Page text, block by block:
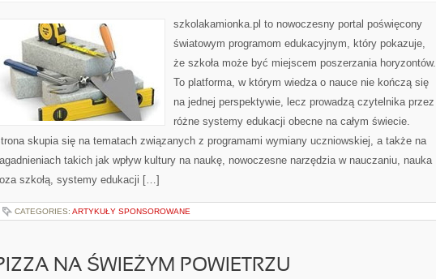
szkolakamionka.pl to nowoczesny portal poświęcony
światowym programom edukacyjnym, który pokazuje,
że szkoła może być miejscem poszerzania horyzontów.
To platforma, w którym wiedza o nauce nie kończą się
na jednej perspektywie, lecz prowadzą czytelnika przez
różne systemy edukacji obecne na całym świecie.
skupia się na tematach związanych z programami wymiany uczniowskiej, a także na
takich jak wpływ kultury na naukę, nowoczesne narzędzia w nauczaniu, nauka
szkołą, systemy edukacji […]
CATEGORIES: ARTYKUŁY SPONSOROWANE
NA ŚWIEŻYM POWIETRZU